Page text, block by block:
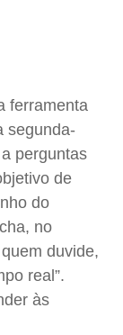
ferramenta
segunda-
perguntas
de
do
no
duvide,
real”.
às